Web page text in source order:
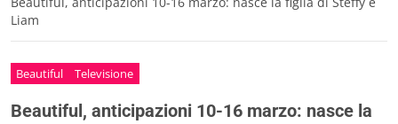
Liam
Beautiful Televisione
Beautiful, anticipazioni 10-16 marzo: nasce la